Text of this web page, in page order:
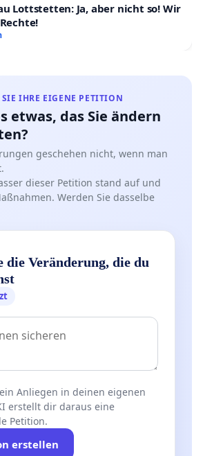
Lottstetten: Ja, aber nicht so! Wir
SIE IHRE EIGENE PETITION
etwas, das Sie ändern
geschehen nicht, wenn man
dieser Petition stand auf und
Werden Sie dasselbe
die Veränderung, die du
Anliegen in deinen eigenen
erstellt dir daraus eine
Petition.
erstellen